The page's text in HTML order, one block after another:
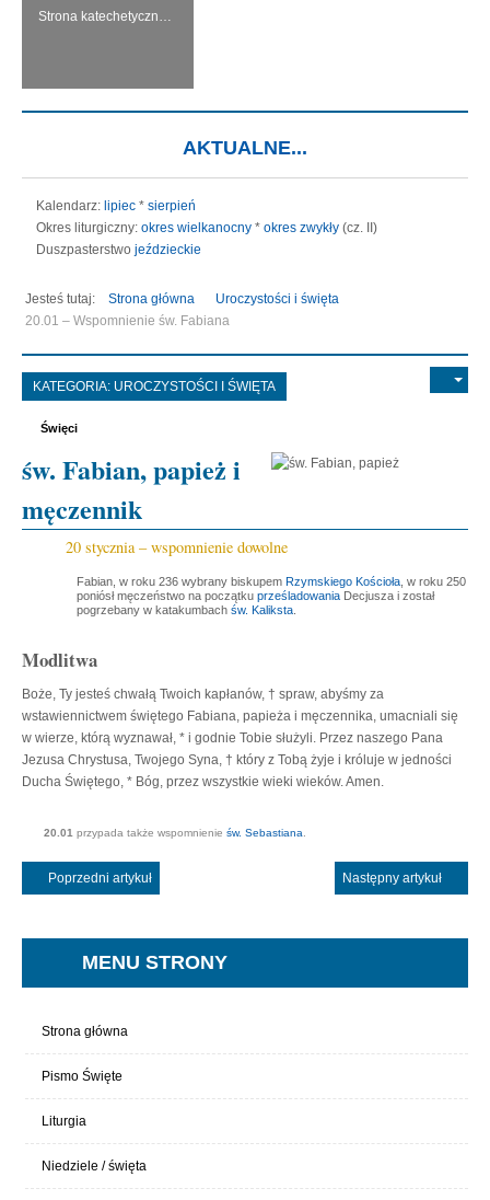
Strona katechetyczna KERYGMA jest próbą włączenia środków informatyki w dzieło głoszenia Ewangelii, zwłaszcza w ramach szkolnej katechezy.
AKTUALNE...
Kalendarz: lipiec * sierpień
Okres liturgiczny: okres wielkanocny * okres zwykły (cz. II)
Duszpasterstwo jeździeckie
Jesteś tutaj: Strona główna
Uroczystości i święta
20.01 – Wspomnienie św. Fabiana
KATEGORIA: UROCZYSTOŚCI I ŚWIĘTA
Święci
św. Fabian, papież i
męczennik
20 stycznia – wspomnienie dowolne
Fabian, w roku 236 wybrany biskupem Rzymskiego Kościoła , w roku 250
poniósł męczeństwo na początku prześladowania Decjusza i został
pogrzebany w katakumbach św. Kaliksta
Modlitwa
Boże, Ty jesteś chwałą Twoich kapłanów, † spraw, abyśmy za
wstawiennictwem świętego Fabiana, papieża i męczennika, umacniali się
w wierze, którą wyznawał, * i godnie Tobie służyli. Przez naszego Pana
Jezusa Chrystusa, Twojego Syna, † który z Tobą żyje i króluje w jedności
Ducha Świętego, * Bóg, przez wszystkie wieki wieków. Amen.
20.01 przypada także wspomnienie św. Sebastiana
Poprzedni artykuł Następny artykuł
MENU STRONY
Strona główna
Pismo Święte
Liturgia
Niedziele / święta